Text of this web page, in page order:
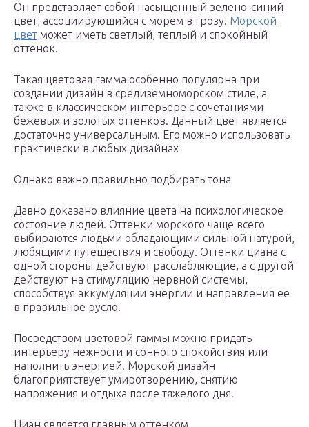
Он представляет собой насыщенный зелено-синий
цвет, ассоциирующийся с морем в грозу. Морской
цвет может иметь светлый, теплый и спокойный
оттенок.
Такая цветовая гамма особенно популярна при
создании дизайн в средиземноморском стиле, а
также в классическом интерьере с сочетаниями
бежевых и золотых оттенков. Данный цвет является
достаточно универсальным. Его можно использовать
практически в любых дизайнах
Однако важно правильно подбирать тона
Давно доказано влияние цвета на психологическое
состояние людей. Оттенки морского чаще всего
выбираются людьми обладающими сильной натурой,
любящими путешествия и свободу. Оттенки циана с
одной стороны действуют расслабляющие, а с другой
действуют на стимуляцию нервной системы,
способствуя аккумуляции энергии и направления ее
в правильное русло.
Посредством цветовой гаммы можно придать
интерьеру нежности и сонного спокойствия или
наполнить энергией. Морской дизайн
благоприятствует умиротворению, снятию
напряжения и отдыха после тяжелого дня.
Циан является главным оттенком